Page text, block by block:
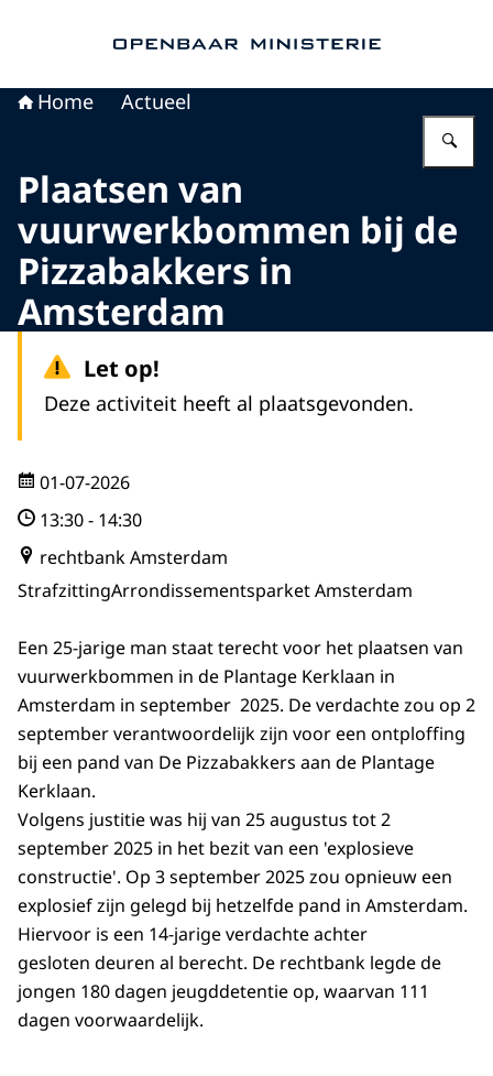
Home Actueel
Plaatsen van
vuurwerkbommen bij de
Pizzabakkers in
Amsterdam
Let op!
Deze activiteit heeft al plaatsgevonden.
01-07-2026
13:30- 14:30
rechtbank Amsterdam
StrafzittingArrondissementsparket Amsterdam
Een 25-jarige man staat terecht voor het plaatsen van
vuurwerkbommen in de Plantage Kerklaan in
Amsterdam in september 2025. De verdachte zou op 2
september verantwoordelijk zijn voor een ontploffing
bij een pand van De Pizzabakkers aan de Plantage
Kerklaan.
Volgens justitie was hij van 25 augustus tot 2
september 2025 in het bezit van een 'explosieve
constructie'. Op 3 september 2025 zou opnieuw een
explosief zijn gelegd bij hetzelfde pand in Amsterdam.
Hiervoor is een 14-jarige verdachte achter
gesloten deuren al berecht. De rechtbank legde de
jongen 180 dagen jeugddetentie op, waarvan 111
dagen voorwaardelijk.